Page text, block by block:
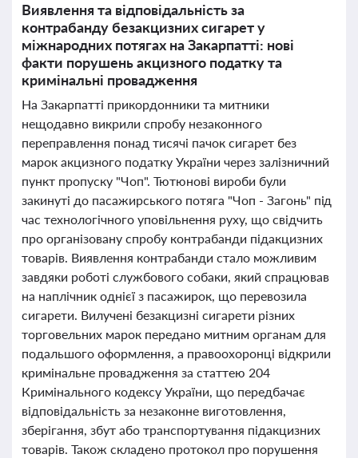
Виявлення та відповідальність за
контрабанду безакцизних сигарет у
міжнародних потягах на Закарпатті: нові
факти порушень акцизного податку та
кримінальні провадження
На Закарпатті прикордонники та митники
нещодавно викрили спробу незаконного
переправлення понад тисячі пачок сигарет без
марок акцизного податку України через залізничний
пункт пропуску "Чоп". Тютюнові вироби були
закинуті до пасажирського потяга "Чоп - Загонь" під
час технологічного уповільнення руху, що свідчить
про організовану спробу контрабанди підакцизних
товарів. Виявлення контрабанди стало можливим
завдяки роботі службового собаки, який спрацював
на наплічник однієї з пасажирок, що перевозила
сигарети. Вилучені безакцизні сигарети різних
торговельних марок передано митним органам для
подальшого оформлення, а правоохоронці відкрили
кримінальне провадження за статтею 204
Кримінального кодексу України, що передбачає
відповідальність за незаконне виготовлення,
зберігання, збут або транспортування підакцизних
товарів. Також складено протокол про порушення